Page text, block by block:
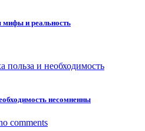
мифы и реальность
несомненны
comments